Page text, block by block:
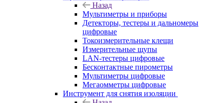
Назад
Мультиметры и приборы
Детекторы, тестеры и дальномеры
цифровые
Токоизмерительные клещи
Измерительные щупы
LAN-тестеры цифровые
Бесконтактные пирометры
Мультиметры цифровые
Мегаомметры цифровые
Инструмент для снятия изоляции